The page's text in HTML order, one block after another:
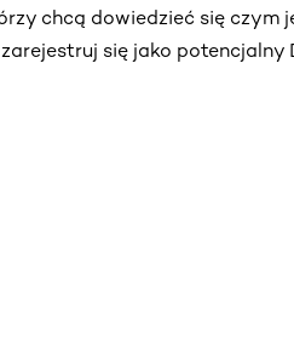
chcą dowiedzieć się czym
się jako potencjalny